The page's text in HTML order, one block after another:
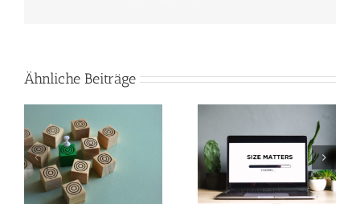
Ähnliche Beiträge
So verkleinerst du
Bilder in Photoshop
und machst deine
Webseite schneller
Perfekte Video-
Beleuchtung mit nur
zwei Lichtquellen